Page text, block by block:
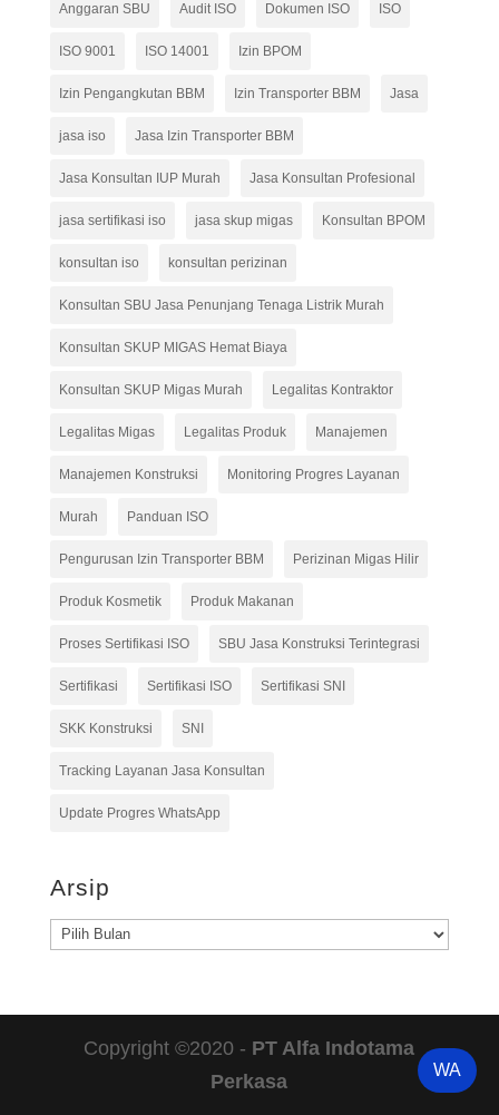
Anggaran SBU Audit ISO Dokumen ISO ISO
ISO 9001 ISO 14001 Izin BPOM
Izin Pengangkutan BBM Izin Transporter BBM Jasa
jasa iso Jasa Izin Transporter BBM
Jasa Konsultan IUP Murah Jasa Konsultan Profesional
jasa sertifikasi iso jasa skup migas Konsultan BPOM
konsultan iso konsultan perizinan
Konsultan SBU Jasa Penunjang Tenaga Listrik Murah
Konsultan SKUP MIGAS Hemat Biaya
Konsultan SKUP Migas Murah Legalitas Kontraktor
Legalitas Migas Legalitas Produk Manajemen
Manajemen Konstruksi Monitoring Progres Layanan
Murah Panduan ISO
Pengurusan Izin Transporter BBM Perizinan Migas Hilir
Produk Kosmetik Produk Makanan
Proses Sertifikasi ISO SBU Jasa Konstruksi Terintegrasi
Sertifikasi Sertifikasi ISO Sertifikasi SNI
SKK Konstruksi SNI
Tracking Layanan Jasa Konsultan
Update Progres WhatsApp
Arsip
Arsip
Copyright ©2020 - PT Alfa Indotama
Perkasa
WA